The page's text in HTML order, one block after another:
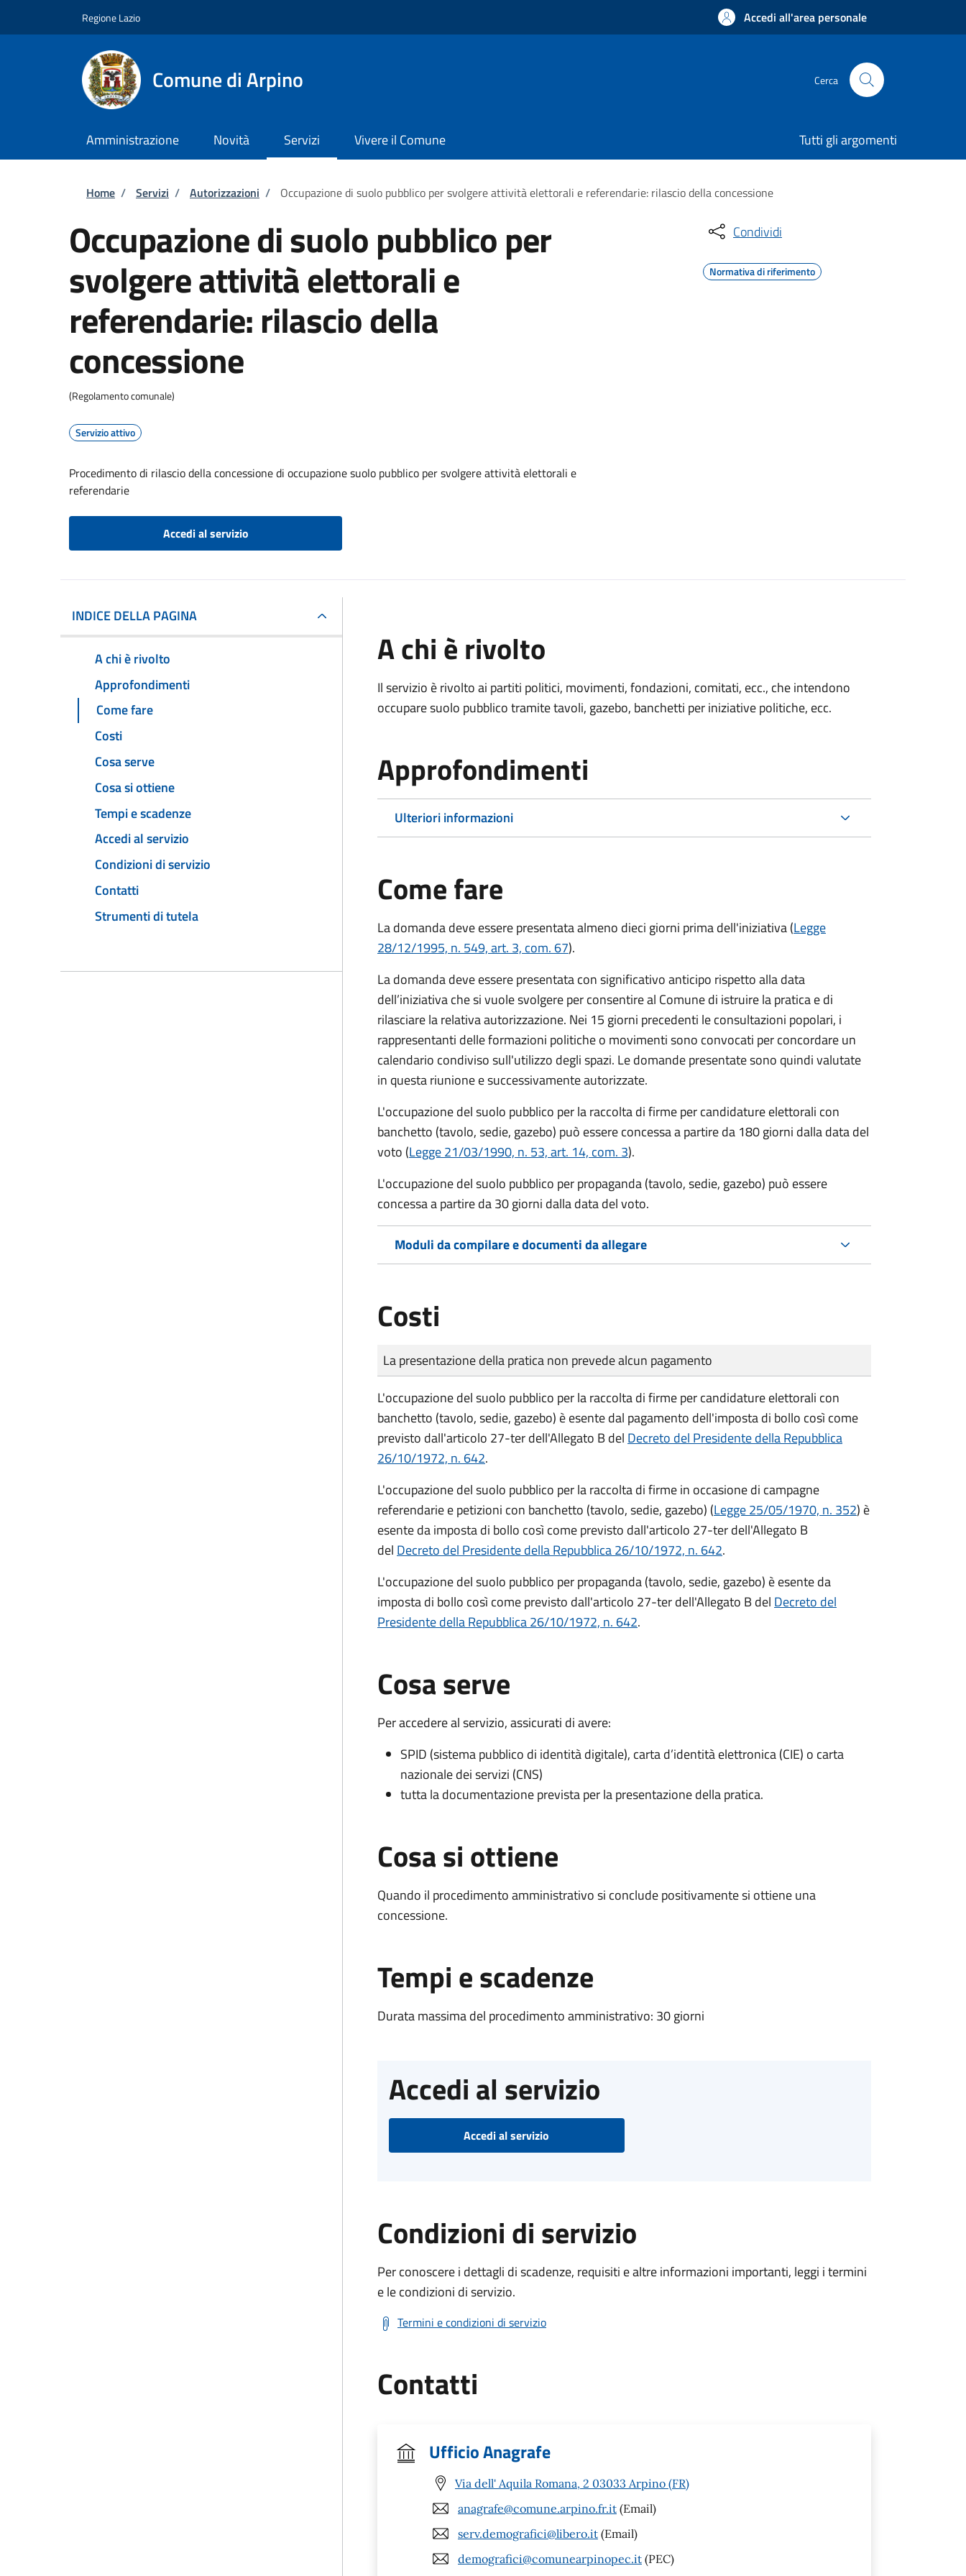
Regione Lazio Accedi all'area personale
Comune di Arpino Cerca
Amministrazione Novità Servizi Vivere il Comune Tutti gli argomenti
Briciole di pane
Home / Servizi / Autorizzazioni / Occupazione di suolo pubblico per svolgere attività elettorali e referendarie: rilascio della concessione
Occupazione di suolo pubblico per
svolgere attività elettorali e
referendarie: rilascio della
concessione
(Regolamento comunale)
Servizio attivo
Procedimento di rilascio della concessione di occupazione suolo pubblico per svolgere attività elettorali e
referendarie
Accedi al servizio
Condividi
Normativa di riferimento
INDICE DELLA PAGINA
A chi è rivolto
Approfondimenti
Come fare
Costi
Cosa serve
Cosa si ottiene
Tempi e scadenze
Accedi al servizio
Condizioni di servizio
Contatti
Strumenti di tutela
A chi è rivolto
Il servizio è rivolto ai partiti politici, movimenti, fondazioni, comitati, ecc., che intendono
occupare suolo pubblico tramite tavoli, gazebo, banchetti per iniziative politiche, ecc.
Approfondimenti
Ulteriori informazioni
Come fare
La domanda deve essere presentataalmeno dieci giorni primadell'iniziativa (Legge
28/12/1995, n. 549, art. 3, com. 67).
La domanda deve essere presentata con significativo anticipo rispetto alla data
dell’iniziativa che si vuole svolgere per consentire al Comune di istruire la pratica e di
rilasciare la relativa autorizzazione. Nei 15 giorni precedenti le consultazioni popolari, i
rappresentanti delle formazioni politiche o movimenti sono convocati per concordare un
calendario condiviso sull'utilizzo degli spazi. Le domande presentate sono quindi valutate
in questa riunione e successivamente autorizzate.
L'occupazione del suolo pubblico per la raccolta di firme per candidature elettorali con
banchetto (tavolo, sedie, gazebo) può essere concessa a partire da 180 giorni dalla data del
voto (Legge 21/03/1990, n. 53, art. 14, com. 3).
L'occupazione del suolo pubblico per propaganda (tavolo, sedie, gazebo) può essere
concessa a partire da 30 giorni dalla data del voto.
Moduli da compilare e documenti da allegare
Costi
Tipo di pagamento
Importo
La presentazione della pratica non prevede alcun pagamento
L'occupazione del suolo pubblico per la raccolta di firme per candidature elettorali con
banchetto (tavolo, sedie, gazebo) è esente dal pagamento dell'imposta di bollo così come
previsto dall'articolo 27-ter dell'Allegato B del Decreto del Presidente della Repubblica
26/10/1972, n. 642.
L'occupazione del suolo pubblico per la raccolta di firme in occasione di campagne
referendarie e petizioni con banchetto (tavolo, sedie, gazebo) (Legge 25/05/1970, n. 352) è
esente da imposta di bollo così come previsto dall'articolo 27-ter dell'Allegato B
del Decreto del Presidente della Repubblica 26/10/1972, n. 642.
L'occupazione del suolo pubblico per propaganda (tavolo, sedie, gazebo) è esente da
imposta di bollo così come previsto dall'articolo 27-ter dell'Allegato B del Decreto del
Presidente della Repubblica 26/10/1972, n. 642.
Cosa serve
Per accedere al servizio, assicurati di avere:
SPID (sistema pubblico di identità digitale), carta d’identità elettronica (CIE) o carta
nazionale dei servizi (CNS)
tutta la documentazione prevista per la presentazione della pratica.
Cosa si ottiene
Quando il procedimento amministrativo si conclude positivamente si ottiene una
concessione.
Tempi e scadenze
Durata massima del procedimento amministrativo: 30 giorni
Accedi al servizio
Accedi al servizio
Condizioni di servizio
Per conoscere i dettagli di scadenze, requisiti e altre informazioni importanti, leggi i termini
e le condizioni di servizio.
Termini e condizioni di servizio
Contatti
Ufficio Anagrafe
Via dell' Aquila Romana, 2 03033 Arpino (FR)
anagrafe@comune.arpino.fr.it (Email)
serv.demografici@libero.it (Email)
demografici@comunearpinopec.it (PEC)